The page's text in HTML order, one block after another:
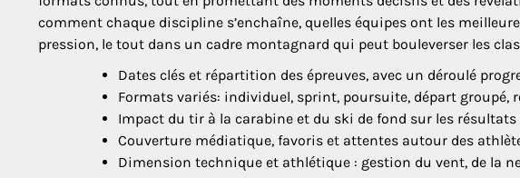
comment chaque discipline s’enchaîne, quelles équipes ont les
pression, le tout dans un cadre montagnard qui peut bouleverser les
Dates clés et répartition des épreuves, avec un déroulé
Formats variés: individuel, sprint, poursuite, départ groupé,
Impact du tir à la carabine et du ski de fond sur les
Couverture médiatique, favoris et attentes autour des
Dimension technique et athlétique : gestion du vent, de la